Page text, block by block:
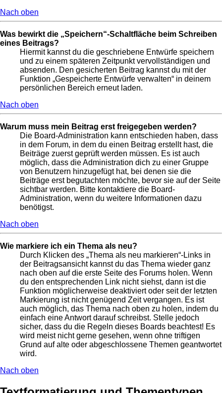
Nach oben
Was bewirkt die „Speichern“-Schaltfläche beim Schreiben
eines Beitrags?
Hiermit kannst du die geschriebene Entwürfe speichern
und zu einem späteren Zeitpunkt vervollständigen und
absenden. Den gesicherten Beitrag kannst du mit der
Funktion „Gespeicherte Entwürfe verwalten“ in deinem
persönlichen Bereich erneut laden.
Nach oben
Warum muss mein Beitrag erst freigegeben werden?
Die Board-Administration kann entschieden haben, dass
in dem Forum, in dem du einen Beitrag erstellt hast, die
Beiträge zuerst geprüft werden müssen. Es ist auch
möglich, dass die Administration dich zu einer Gruppe
von Benutzern hinzugefügt hat, bei denen sie die
Beiträge erst begutachten möchte, bevor sie auf der Seite
sichtbar werden. Bitte kontaktiere die Board-
Administration, wenn du weitere Informationen dazu
benötigst.
Nach oben
Wie markiere ich ein Thema als neu?
Durch Klicken des „Thema als neu markieren“-Links in
der Beitragsansicht kannst du das Thema wieder ganz
nach oben auf die erste Seite des Forums holen. Wenn
du den entsprechenden Link nicht siehst, dann ist die
Funktion möglicherweise deaktiviert oder seit der letzten
Markierung ist nicht genügend Zeit vergangen. Es ist
auch möglich, das Thema nach oben zu holen, indem du
einfach eine Antwort darauf schreibst. Stelle jedoch
sicher, dass du die Regeln dieses Boards beachtest! Es
wird meist nicht gerne gesehen, wenn ohne triftigen
Grund auf alte oder abgeschlossene Themen geantwortet
wird.
Nach oben